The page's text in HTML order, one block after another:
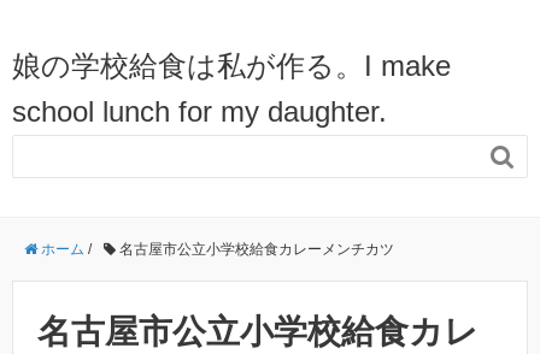
娘の学校給食は私が作る。I make
school lunch for my daughter.

ホーム / 名古屋市公立小学校給食カレーメンチカツ
名古屋市公立小学校給食カレ